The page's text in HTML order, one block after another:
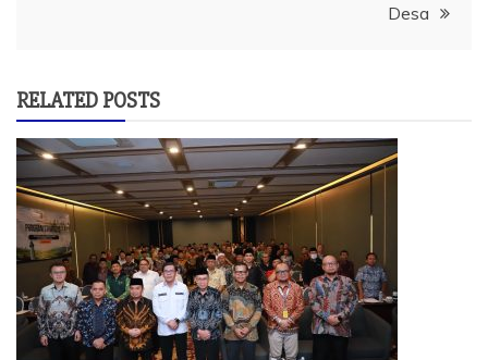
Desa
RELATED POSTS